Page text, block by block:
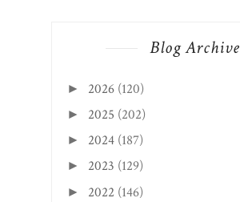
Blog Archive
► 2026 (120)
► 2025 (202)
► 2024 (187)
► 2023 (129)
► 2022 (146)